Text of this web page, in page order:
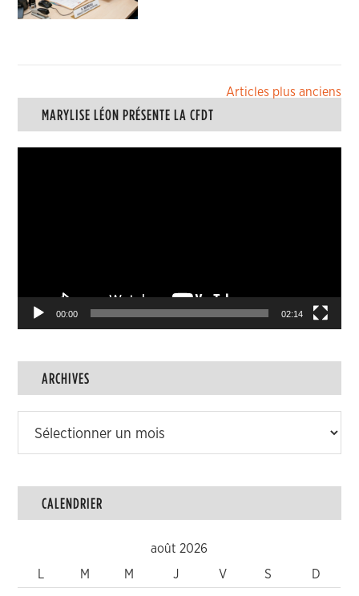
Navigation
des
articles
Articles plus anciens
MARYLISE LÉON PRÉSENTE LA CFDT
00:00 02:14
ARCHIVES
CALENDRIER
août 2026
L
M M J V S D